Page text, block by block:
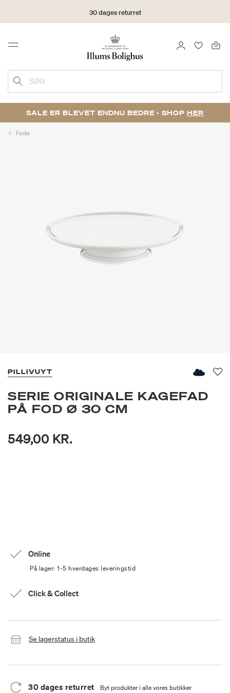
30 dages returret
Menu LOG IND
SØG
SALE ER BLEVET ENDNU BEDRE - SHOP HER
Fade
PILLIVUYT
SERIE ORIGINALE KAGEFAD
PÅ FOD Ø 30 CM
549,00 KR.
Online
På lager: 1-5 hverdages leveringstid
Click & Collect
Se lagerstatus i butik
30 dages returret Byt produkter i alle vores butikker